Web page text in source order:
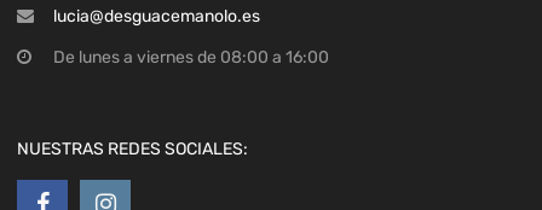
lucia@desguacemanolo.es
De lunes a viernes de 08:00 a 16:00
NUESTRAS REDES SOCIALES: